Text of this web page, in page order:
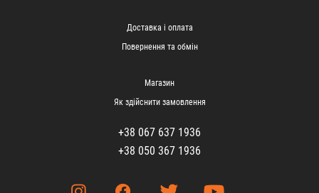
Доставка і оплата
Повернення та обмін
Магазин
Як здійснити замовлення
+38 067 637 1936
+38 050 367 1936